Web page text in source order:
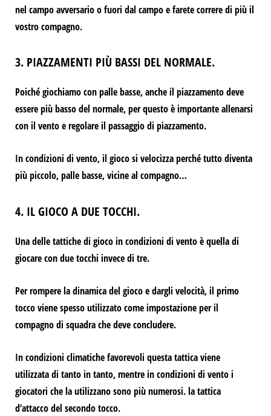
nel campo avversario o fuori dal campo e farete correre di più il
vostro compagno.
3. PIAZZAMENTI PIÙ BASSI DEL NORMALE.
Poiché giochiamo con palle basse, anche il piazzamento deve
essere più basso del normale, per questo è importante allenarsi
con il vento e regolare il passaggio di piazzamento.
In condizioni di vento, il gioco si velocizza perché tutto diventa
più piccolo, palle basse, vicine al compagno…
4. IL GIOCO A DUE TOCCHI.
Una delle tattiche di giocoin condizioni di vento è quella di
giocare con due tocchi invece di tre.
Per rompere la dinamica del gioco e dargli velocità, il primo
tocco viene spesso utilizzato come impostazione per il
compagno di squadra che deve concludere.
In condizioni climatiche favorevoli questa tattica viene
utilizzata di tanto in tanto, mentre in condizioni di vento i
giocatori che la utilizzano sono più numerosi.la tattica
d’attacco del secondo tocco.